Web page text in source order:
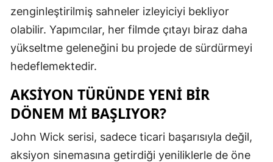
Yalova
Karabük
zenginleştirilmiş sahneler izleyiciyi bekliyor
olabilir. Yapımcılar, her filmde çıtayı biraz daha
yükseltme geleneğini bu projede de sürdürmeyi
hedeflemektedir.
AKSIYON TÜRÜNDE YENI BIR
DÖNEM MI BAŞLIYOR?
John Wick serisi, sadece ticari başarısıyla değil,
aksiyon sinemasına getirdiği yeniliklerle de öne